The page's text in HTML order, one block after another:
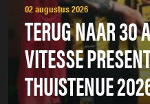
02 augustus 2026
TERUG NAAR 30
VITESSE
THUISTENUE